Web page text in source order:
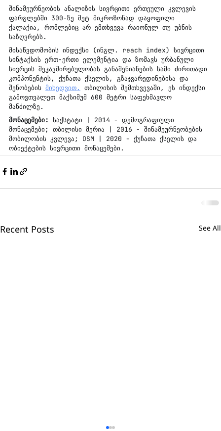
შინამეურნეობის ანალიზის სივრცითი ერთეული კვლევის
ფარგლებში 300-ზე მეტ მიკროზონად დაყოფილი
ქალაქია, რომლებიც არ ემთხვევა რაიონულ თუ უბნის
საზღვრებს.
მისაწვდომობის ინდექსი (ინგლ. reach index) სივრცითი
სინტაქსის ერთ-ერთი ელემენტია და ზომავს ურბანული
სივრცის შეკავშირებულობას განაშენიანების სამი ძირითადი
კომპონენტის, ქუჩათა ქსელის, გზაჯვარედინებისა და
შენობების მიხედვით.
თბილისის შემთხვევაში, ეს ინდექსი
გამოვთვალეთ მაქსიმუმ 600 მეტრი საფეხმავლო
მანძილზე.
მონაცემები: საქსტატი | 2014 - დემოგრაფიული
მონაცემები; თბილისი მერია | 2016 - შინამეურნეობების
მობილობის კვლევა; OSM | 2020 - ქუჩათა ქსელის და
ობიექტების სივრცითი მონაცემები.
Recent Posts See All